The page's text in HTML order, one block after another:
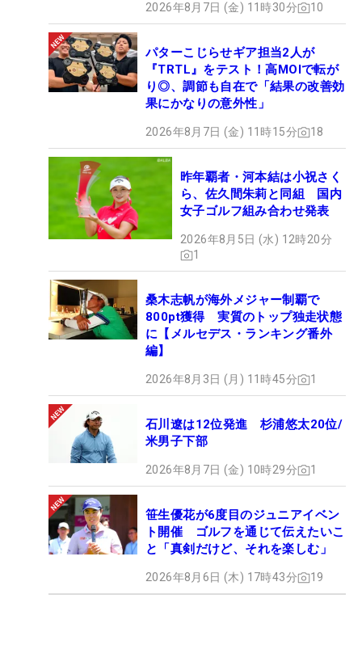
2026年8月7日 (金) 11時30分 10
パターこじらせギア担当2人が
『TRTL』をテスト！高MOIで転が
り◎、調節も自在で「結果の改善効
果にかなりの意外性」
2026年8月7日 (金) 11時15分 18
昨年覇者・河本結は小祝さく
ら、佐久間朱莉と同組 国内
女子ゴルフ組み合わせ発表
2026年8月5日 (水) 12時20分
1
桑木志帆が海外メジャー制覇で
800pt獲得 実質のトップ独走状態
に【メルセデス・ランキング番外
編】
2026年8月3日 (月) 11時45分 1
石川遼は12位発進 杉浦悠太20位/
米男子下部
2026年8月7日 (金) 10時29分 1
笹生優花が6度目のジュニアイベン
ト開催 ゴルフを通じて伝えたいこ
と「真剣だけど、それを楽しむ」
2026年8月6日 (木) 17時43分 19